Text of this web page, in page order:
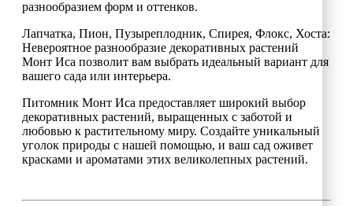
разнообразием форм и оттенков.
Лапчатка, Пион, Пузыреплодник, Спирея, Флокс, Хоста:
Невероятное разнообразие декоративных растений
Монт Иса позволит вам выбрать идеальный вариант для
вашего сада или интерьера.
Питомник Монт Иса предоставляет широкий выбор
декоративных растений, выращенных с заботой и
любовью к растительному миру. Создайте уникальный
уголок природы с нашей помощью, и ваш сад оживет
красками и ароматами этих великолепных растений.